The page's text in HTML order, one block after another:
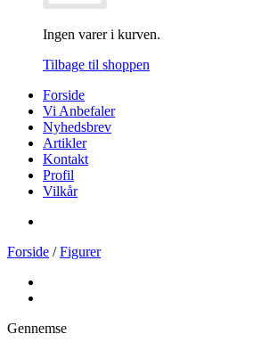
Ingen varer i kurven.
Tilbage til shoppen
Forside
Vi Anbefaler
Nyhedsbrev
Artikler
Kontakt
Profil
Vilkår
Forside / Figurer
Gennemse